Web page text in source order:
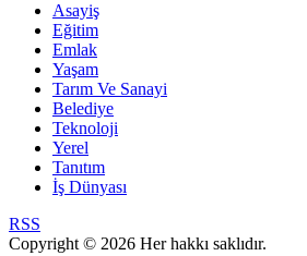
Asayiş
Eğitim
Emlak
Yaşam
Tarım Ve Sanayi
Belediye
Teknoloji
Yerel
Tanıtım
İş Dünyası
RSS
Copyright © 2026 Her hakkı saklıdır.